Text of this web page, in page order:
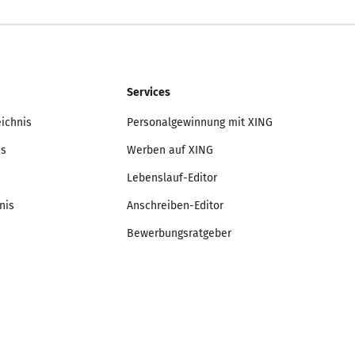
Services
Personalgewinnung mit XING
Werben auf XING
Lebenslauf-Editor
Anschreiben-Editor
Bewerbungsratgeber